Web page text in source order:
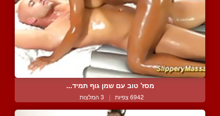
מסז' טוב עם שמן גוף תמיד...
6942 צפיות | 3 המלצות